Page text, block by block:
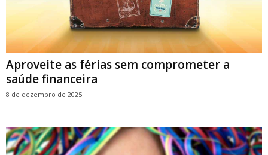
Aproveite as férias sem comprometer a
saúde financeira
8 de dezembro de 2025